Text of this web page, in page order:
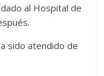
al Hospital de
sido atendido de